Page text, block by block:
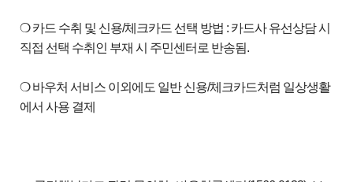
❍ 카드 수취 및 신용/체크카드 선택 방법 : 카드사 유선상담 시
직접 선택 수취인 부재 시 주민센터로 반송됨.
❍ 바우처 서비스 이외에도 일반 신용/체크카드처럼 일상생활
에서 사용 결제